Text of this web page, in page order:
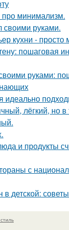
про минимализм.
руками.
кухни - просто
пошаговая
руками:
идеально
лёгкий, но
и продукты
с
детской: